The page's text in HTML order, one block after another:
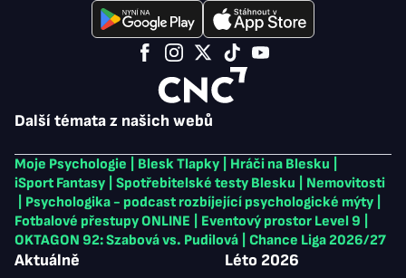
Další témata z našich webů
Moje Psychologie Blesk Tlapky Hráči na Blesku
iSport Fantasy
Spotřebitelské testy Blesku
Nemovitosti
Psychologika - podcast rozbíjející psychologické mýty
Fotbalové přestupy ONLINE
Eventový prostor Level 9
OKTAGON 92: Szabová vs. Pudilová
Chance Liga 2026/27
Aktuálně Léto 2026